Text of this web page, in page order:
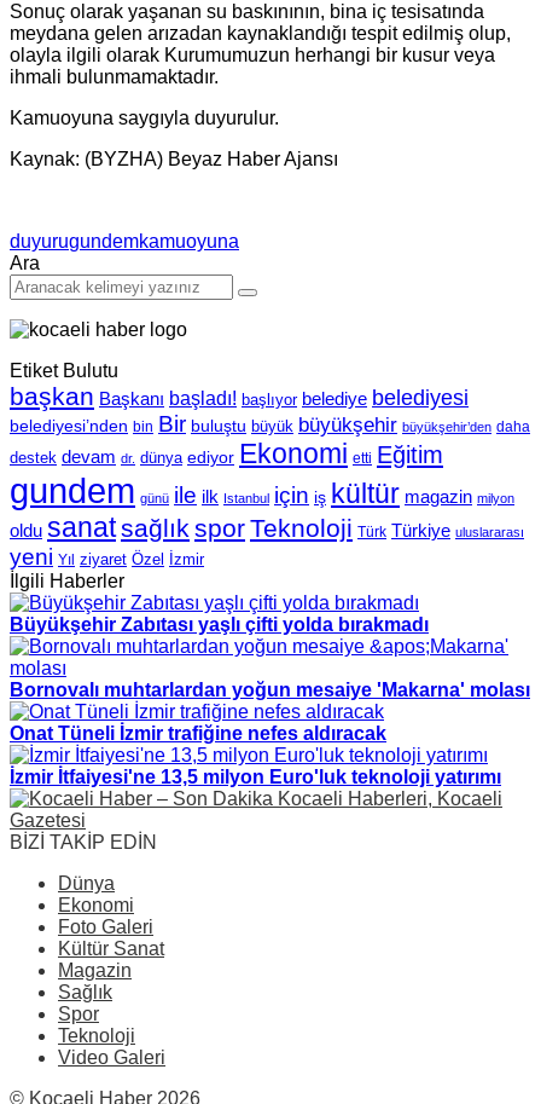
Sonuç olarak yaşanan su baskınının, bina iç tesisatında
meydana gelen arızadan kaynaklandığı tespit edilmiş olup,
olayla ilgili olarak Kurumumuzun herhangi bir kusur veya
ihmali bulunmamaktadır.
Kamuoyuna saygıyla duyurulur.
Kaynak: (BYZHA) Beyaz Haber Ajansı
duyurugundemkamuoyuna
Ara
Etiket Bulutu
başkan Başkanı başladı! başlıyor belediye belediyesi
belediyesi’nden bin Bir buluştu büyük büyükşehir büyükşehir’den daha
destek devam dr. dünya ediyor Ekonomi etti Eğitim
gundem günü ile ilk Istanbul için iş kültür magazin milyon
oldu sanatsağlık sporTeknoloji Türk Türkiye uluslararası
yeni Yıl ziyaret Özel İzmir
İlgili Haberler
Büyükşehir Zabıtası yaşlı çifti yolda bırakmadı
Bornovalı muhtarlardan yoğun mesaiye 'Makarna' molası
Onat Tüneli İzmir trafiğine nefes aldıracak
İzmir İtfaiyesi'ne 13,5 milyon Euro'luk teknoloji yatırımı
BİZİ TAKİP EDİN
Dünya
Ekonomi
Foto Galeri
Kültür Sanat
Magazin
Sağlık
Spor
Teknoloji
Video Galeri
© Kocaeli Haber 2026